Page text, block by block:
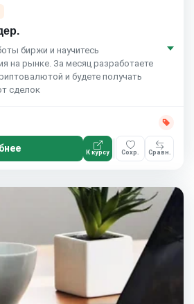
биржи и научитесь
на рынке. За месяц разработаете
и будете получать
сделок
К курсу Сохр. Сравн.